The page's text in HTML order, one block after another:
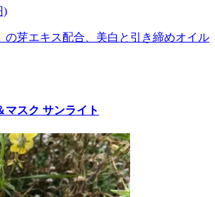
)
の芽エキス配合、美白と引き締めオイル
マスク サンライト